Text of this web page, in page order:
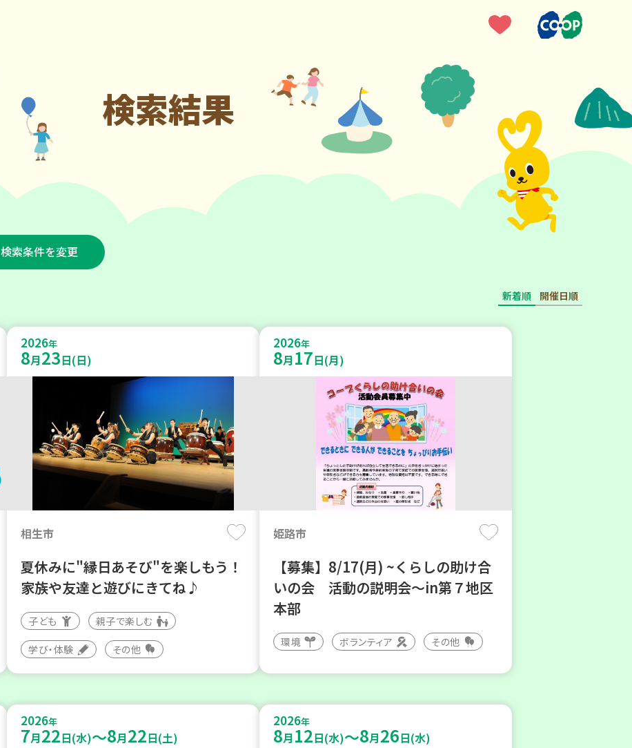
検索結果
検索条件を変更
新着順 開催日順
2026年
8月23日(日)
相生市
夏休みに"縁日あそび"を楽しもう！
家族や友達と遊びにきてね♪
子ども 親子で楽しむ
学び・体験 その他
2026年
8月 17日(月)
姫路市
【募集】8/17(月) ~くらしの助け合
いの会 活動の説明会～in第７地区
本部
環境 ボランティア その他
2026年
7月22日(水)～8月22日(土)
2026年
8月 12日(水)～8月26日(水)